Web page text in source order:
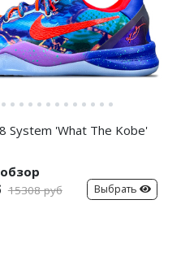
System 'What The Kobe'
15308 руб Выбрать